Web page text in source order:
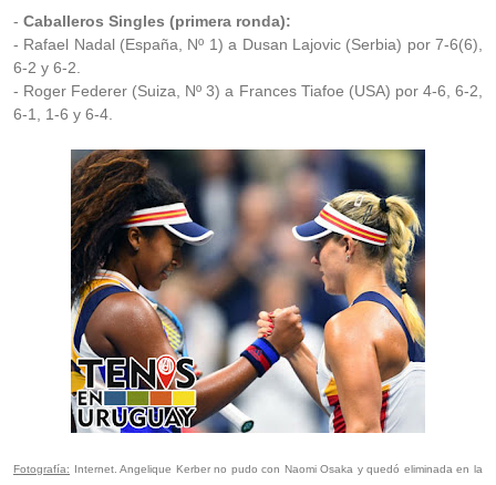
- Caballeros Singles (primera ronda):
- Rafael Nadal (España, Nº 1) a Dusan Lajovic (Serbia) por 7-6(6),
6-2 y 6-2.
- Roger Federer (Suiza, Nº 3) a Frances Tiafoe (USA) por 4-6, 6-2,
6-1, 1-6 y 6-4.
Fotografía: Internet. Angelique Kerber no pudo con Naomi Osaka y quedó eliminada en la